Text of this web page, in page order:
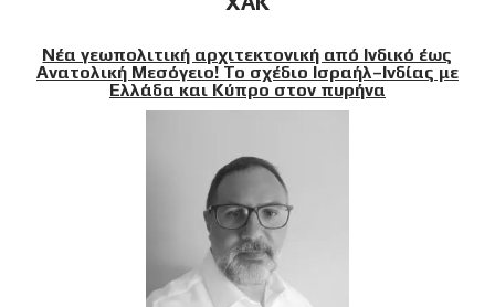
Νέα γεωπολιτική αρχιτεκτονική από Ινδικό έως
Ανατολική Μεσόγειο! Το σχέδιο Ισραήλ–Ινδίας με
Ελλάδα και Κύπρο στον πυρήνα